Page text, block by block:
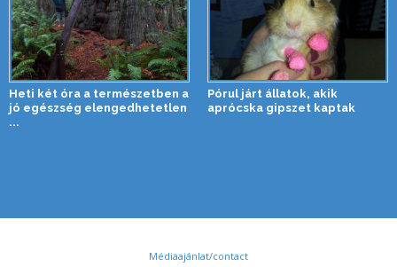
Heti két óra a természetben a
jó egészség elengedhetetlen
...
Pórul járt állatok, akik
aprócska gipszet kaptak
Médiaajánlat/contact